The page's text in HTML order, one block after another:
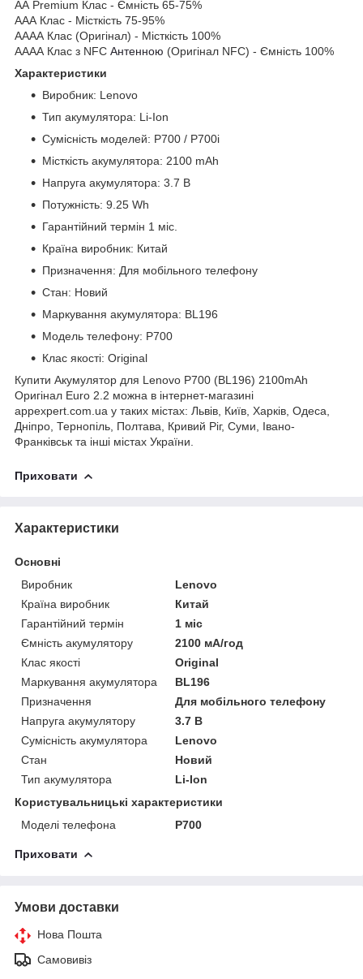
АА Premium Клас - Ємність 65-75%
ААА Клас - Місткість 75-95%
АААА Клас (Оригінал) - Місткість 100%
АААА Клас з NFC Антенною (Оригінал NFC) - Ємність 100%
Характеристики
Виробник: Lenovo
Тип акумулятора: Li-Ion
Сумісність моделей: P700 / P700i
Місткість акумулятора: 2100 mAh
Напруга акумулятора: 3.7 В
Потужність: 9.25 Wh
Гарантійний термін 1 міс.
Країна виробник: Китай
Призначення: Для мобільного телефону
Стан: Новий
Маркування акумулятора: BL196
Модель телефону: P700
Клас якості: Original
Купити Акумулятор для Lenovo P700 (BL196) 2100mAh
Оригінал Euro 2.2 можна в інтернет-магазині
appexpert.com.ua у таких містах: Львів, Київ, Харків, Одеса,
Дніпро, Тернопіль, Полтава, Кривий Ріг, Суми, Івано-
Франківськ та інші містах України.
Приховати
Характеристики
Основні
Виробник
Lenovo
Країна виробник
Китай
Гарантійний термін
1 міс
Ємність акумулятору
2100 мА/год
Клас якості
Original
Маркування акумулятора
BL196
Призначення
Для мобільного телефону
Напруга акумулятору
3.7 В
Сумісність акумулятора
Lenovo
Стан
Новий
Тип акумулятора
Li-Ion
Користувальницькі характеристики
Моделі телефона
P700
Приховати
Умови доставки
Нова Пошта
Самовивіз